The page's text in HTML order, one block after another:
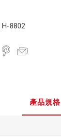
H-8802
產品規格